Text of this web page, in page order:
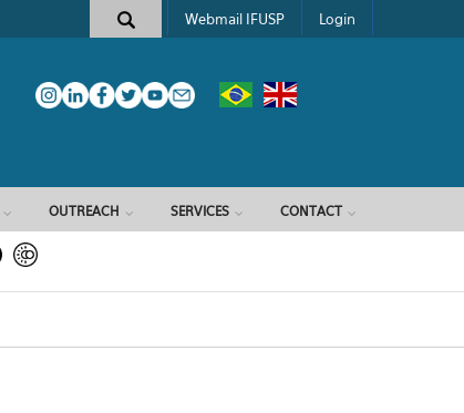
Webmail IFUSP Login
OUTREACH SERVICES CONTACT